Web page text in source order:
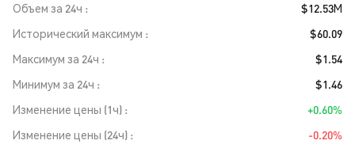
Объем за 24ч
$12.53M
Исторический максимум
$60.09
Максимум за 24ч
$1.54
Минимум за 24ч
$1.46
Изменение цены (1ч)
+0.60%
Изменение цены (24ч)
-0.20%